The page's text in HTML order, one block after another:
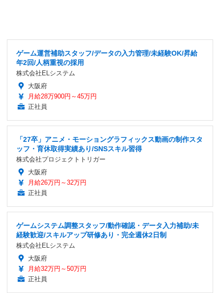
ゲーム運営補助スタッフ/データの入力管理/未経験OK/昇給
年2回/人柄重視の採用
株式会社ELシステム
大阪府
月給28万900円～45万円
正社員
「27卒」アニメ・モーショングラフィックス動画の制作スタ
ッフ・育休取得実績あり/SNSスキル習得
株式会社プロジェクトトリガー
大阪府
月給26万円～32万円
正社員
ゲームシステム調整スタッフ/動作確認・データ入力補助/未
経験歓迎/スキルアップ研修あり・完全週休2日制
株式会社ELシステム
大阪府
月給32万円～50万円
正社員